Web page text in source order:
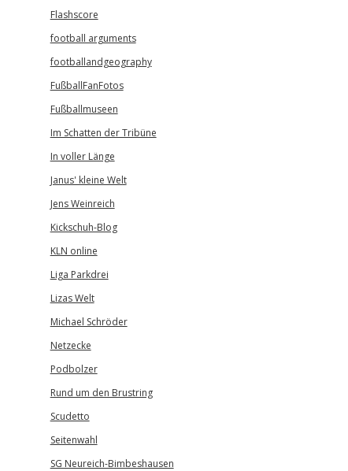
Flashscore
football arguments
footballandgeography
FußballFanFotos
Fußballmuseen
Im Schatten der Tribüne
In voller Länge
Janus' kleine Welt
Jens Weinreich
Kickschuh-Blog
KLN online
Liga Parkdrei
Lizas Welt
Michael Schröder
Netzecke
Podbolzer
Rund um den Brustring
Scudetto
Seitenwahl
SG Neureich-Bimbeshausen